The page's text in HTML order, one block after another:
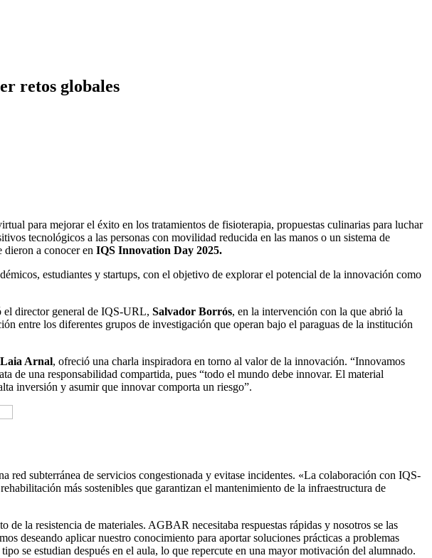
retos globales
para mejorar el éxito en los tratamientos de fisioterapia, propuestas culinarias para luchar
tecnológicos a las personas con movilidad reducida en las manos o un sistema de
dieron a conocer en IQS Innovation Day 2025.
estudiantes y startups, con el objetivo de explorar el potencial de la innovación como
el director general de IQS-URL, Salvador Borrós, en la intervención con la que abrió la
entre los diferentes grupos de investigación que operan bajo el paraguas de la institución
Laia Arnal, ofreció una charla inspiradora en torno al valor de la innovación. “Innovamos
de una responsabilidad compartida, pues “todo el mundo debe innovar. El material
inversión y asumir que innovar comporta un riesgo”.
subterránea de servicios congestionada y evitase incidentes. «La colaboración con IQS-
más sostenibles que garantizan el mantenimiento de la infraestructura de
la resistencia de materiales. AGBAR necesitaba respuestas rápidas y nosotros se las
deseando aplicar nuestro conocimiento para aportar soluciones prácticas a problemas
se estudian después en el aula, lo que repercute en una mayor motivación del alumnado.